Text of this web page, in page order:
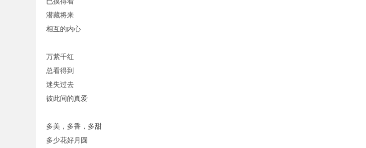
潜藏将来
相互的内心
万紫千红
总看得到
迷失过去
彼此间的真爱
多美，多香，多甜
多少花好月圆